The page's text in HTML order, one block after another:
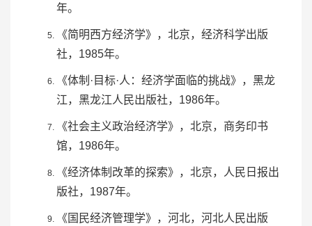
年。
《简明西方经济学》，北京， 经济科学出版
社，1985年。
《体制·目标·人：经济学面临的挑战》，黑龙
江， 黑龙江人民出版社，1986年。
《社会主义政治经济学》，北京，商务印书
馆，1986年。
《经济体制改革的探索》，北京，
人民日报出
版社，1987年。
《国民经济管理学》，河北，河北人民出版